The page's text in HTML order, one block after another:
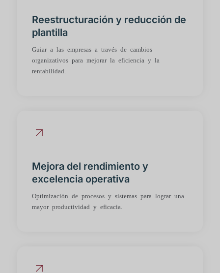
Reestructuración y reducción de
plantilla
Guiar a las empresas a través de cambios
organizativos para mejorar la eficiencia y la
rentabilidad.
Mejora del rendimiento y
excelencia operativa
Optimización de procesos y sistemas para lograr una
mayor productividad y eficacia.